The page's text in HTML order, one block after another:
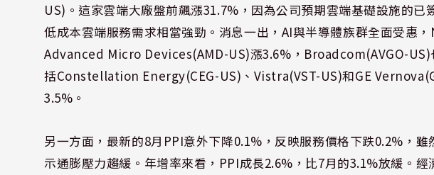
US)。這家雲端大廠盤前飆漲31.7%，因為公司預期雲端基礎設施的
低成本雲端服務需求相當強勁。消息一出，AI與半導體族群全面受惠
Advanced Micro Devices(AMD-US)漲3.6%，Broadcom(AVGO-US)
括Constellation Energy(CEG-US)、Vistra(VST-US)和GE
3.5%。
另一方面，最新的8月PPI意外下降0.1%，反映服務價格下跌0.2%，
示通膨壓力趨緩。年增率來看，PPI成長2.6%，比7月的3.1%放緩。